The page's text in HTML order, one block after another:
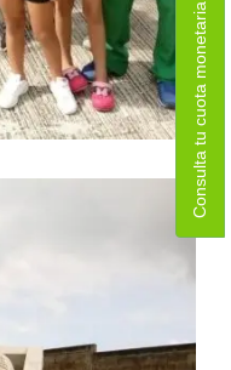
Consulta tu cuota monetaria